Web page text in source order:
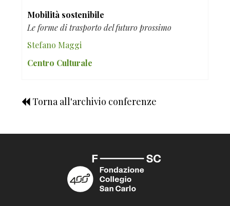
Mobilità sostenibile
Le forme di trasporto del futuro prossimo
Stefano Maggi
Centro Culturale
Torna all'archivio conferenze